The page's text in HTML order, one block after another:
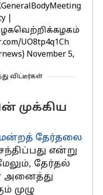
UO8tp4q1Ch
November 5,
விட்டீர்கள்
முக்கிய
தேர்தலை
என்று
தேர்தல்
அனைத்து
முழு